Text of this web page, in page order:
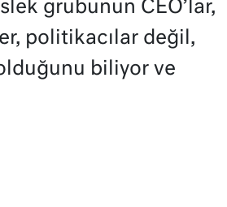
grubunun CEO’lar,
politikacılar değil,
biliyor ve